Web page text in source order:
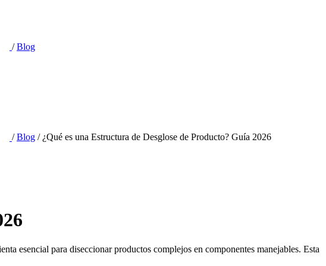
/ Blog
/ Blog / ¿Qué es una Estructura de Desglose de Producto? Guía 2026
esencial para diseccionar productos complejos en componentes manejables. Esta